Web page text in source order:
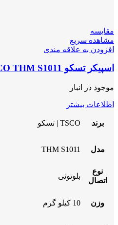
مقایسه
مشاهده سریع
افزودن به علاقه مندی
اسپیکر تسکو SPEAKER TSCO THM S1011
موجود در انبار
اطلاعات بیشتر
برند TSCO | تسکو
مدل THM S1011
نوع
اتصال
بلوتوثی
وزن 10 کیلو گرم